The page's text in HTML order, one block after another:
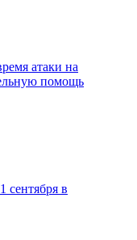
атаки на
помощь
сентября в